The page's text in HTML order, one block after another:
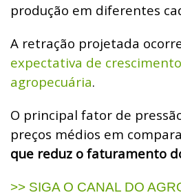
produção em diferentes
A retração projetada
expectativa de
agropecuária.
O principal fator de
preços médios em
que reduz o faturamento
>> SIGA O CANAL DO